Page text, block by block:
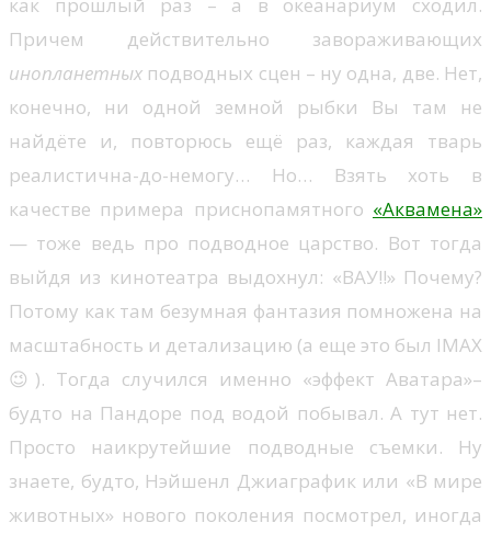
Причем действительно завораживающих
инопланетных подводных сцен – ну одна, две. Нет,
конечно, ни одной земной рыбки Вы там не
найдёте и, повторюсь ещё раз, каждая тварь
реалистична-до-немогу… Но… Взять хоть в
качестве примера приснопамятного «Аквамена»
— тоже ведь про подводное царство. Вот тогда
выйдя из кинотеатра выдохнул: «ВАУ!!» Почему?
Потому как там безумная фантазия помножена на
масштабность и детализацию (а еще это был IMAX
😉). Тогда случился именно «эффект Аватара»–
будто на Пандоре под водой побывал. А тут нет.
Просто наикрутейшие подводные съемки. Ну
знаете, будто, Нэйшенл Джиаграфик или «В мире
животных» нового поколения посмотрел, иногда